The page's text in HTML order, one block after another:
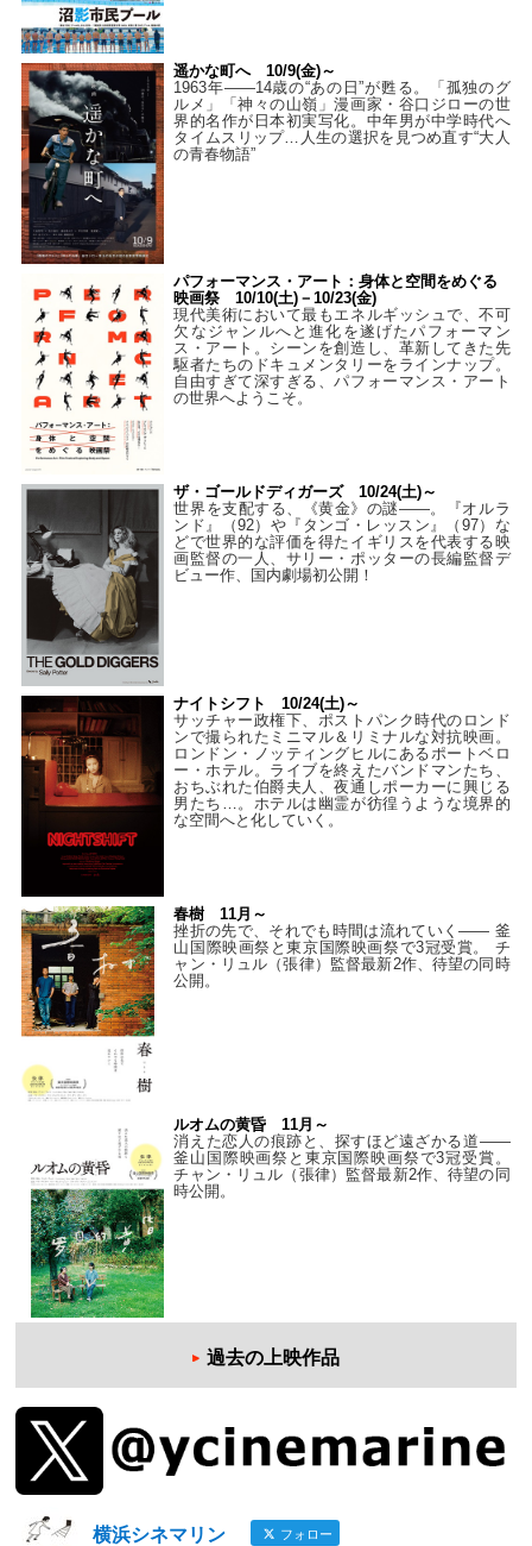
遥かな町へ 10/9(金)～
1963年――14歳の“あの日”が甦る。「孤独のグ
ルメ」「神々の山嶺」漫画家・谷口ジローの世
界的名作が日本初実写化。中年男が中学時代へ
タイムスリップ…人生の選択を見つめ直す“大人
の青春物語”
パフォーマンス・アート：身体と空間をめぐる
映画祭 10/10(土)－10/23(金)
現代美術において最もエネルギッシュで、不可
欠なジャンルへと進化を遂げたパフォーマン
ス・アート。シーンを創造し、革新してきた先
駆者たちのドキュメンタリーをラインナップ。
自由すぎて深すぎる、パフォーマンス・アート
の世界へようこそ。
ザ・ゴールドディガーズ 10/24(土)～
世界を支配する、《黄金》の謎――。『オルラ
ンド』（92）や『タンゴ・レッスン』（97）な
どで世界的な評価を得たイギリスを代表する映
画監督の一人、サリー・ポッターの長編監督デ
ビュー作、国内劇場初公開！
ナイトシフト 10/24(土)～
サッチャー政権下、ポストパンク時代のロンド
ンで撮られたミニマル＆リミナルな対抗映画。
ロンドン・ノッティングヒルにあるポートベロ
ー・ホテル。ライブを終えたバンドマンたち、
おちぶれた伯爵夫人、夜通しポーカーに興じる
男たち…。ホテルは幽霊が彷徨うような境界的
な空間へと化していく。
春樹 11月～
挫折の先で、それでも時間は流れていく—— 釜
山国際映画祭と東京国際映画祭で3冠受賞。 チ
ャン・リュル（張律）監督最新2作、待望の同時
公開。
ルオムの黄昏 11月～
消えた恋人の痕跡と、探すほど遠ざかる道——
釜山国際映画祭と東京国際映画祭で3冠受賞。
チャン・リュル（張律）監督最新2作、待望の同
時公開。
過去の上映作品
横浜シネマリン フォロー